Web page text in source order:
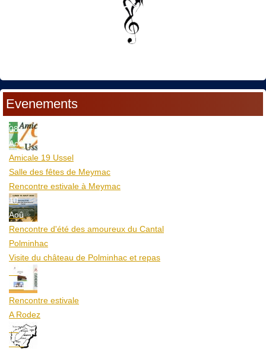
Evenements
08
Aoû
Amicale 19 Ussel
Salle des fêtes de Meymac
Rencontre estivale à Meymac
10
Aoû
Rencontre d'été des amoureux du Cantal
Polminhac
Visite du château de Polminhac et repas
12
Aoû
Rencontre estivale
A Rodez
23
Aoû